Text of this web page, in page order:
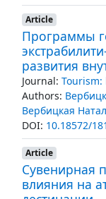
Article
Программы
развития
Journal:
Authors:
Вербицкая
DOI: 10.18572/
Article
Сувенирная
влияния на